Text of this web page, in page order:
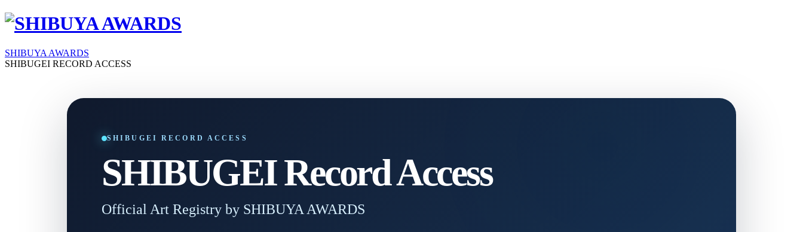
SHIBUYA AWARDS
SHIBUGEI RECORD ACCESS
SHIBUGEI RECORD ACCESS
SHIBUGEI Record Access
Official Art Registry by SHIBUYA AWARDS